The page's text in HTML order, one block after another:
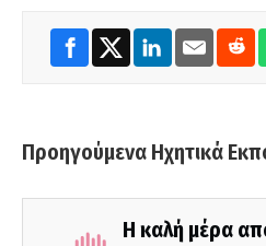
Προηγούμενα Ηχητικά
Η καλή μέρα